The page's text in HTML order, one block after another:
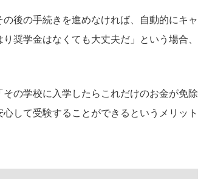
後の手続きを進めなければ、自動的にキャ
奨学金はなくても大丈夫だ」という場合、
の学校に入学したらこれだけのお金が免除
して受験することができるというメリット